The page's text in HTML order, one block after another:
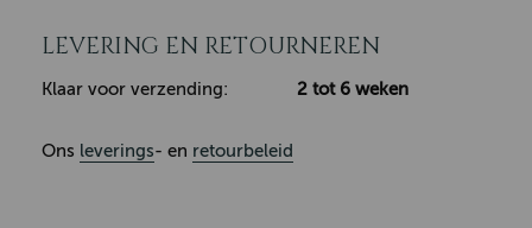
LEVERING EN RETOURNEREN
Klaar voor verzending: 2 tot 6 weken
Ons leverings- en retourbeleid